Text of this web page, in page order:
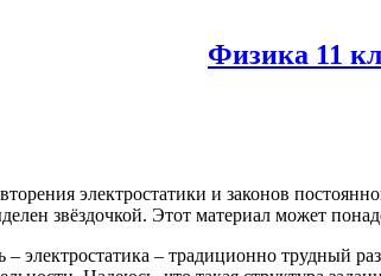
Физика 11
электростатики и законов
звёздочкой. Этот материал может
– электростатика – традиционно трудный